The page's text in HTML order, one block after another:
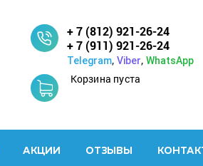
+ 7 (812) 921-26-24
+ 7 (911) 921-26-24
Telegram, Viber, WhatsApp
Корзина пуста
АКЦИИ ОТЗЫВЫ